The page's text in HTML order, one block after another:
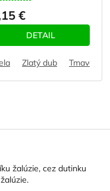
€
DETAIL
Zlatý dub
žalúzie, cez dutinku